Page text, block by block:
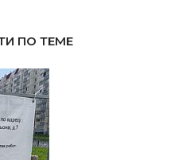
ПО ТЕМЕ